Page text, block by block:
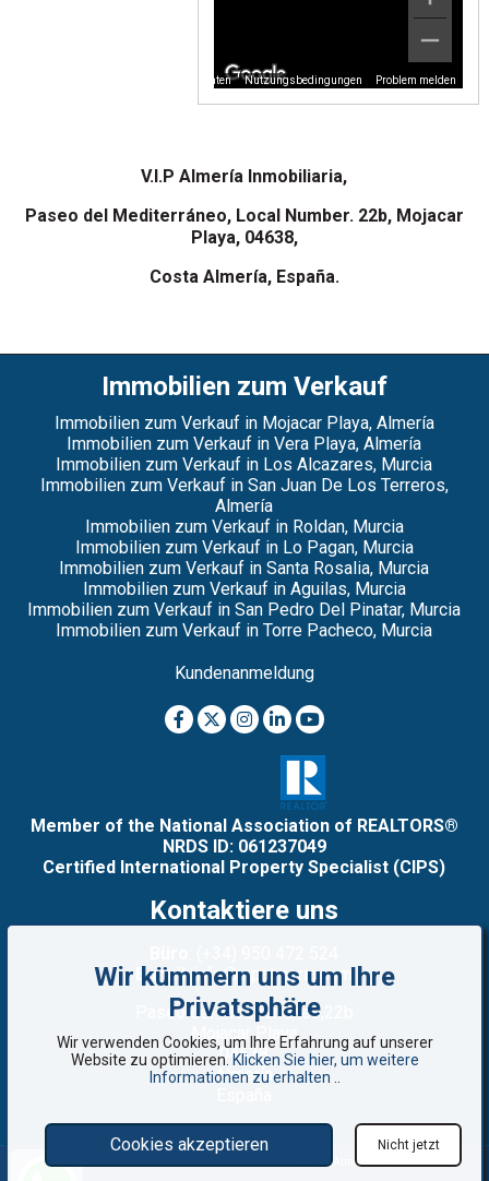
Kartendaten Nutzungsbedingungen Problem melden
V.I.P Almería Inmobiliaria,
Paseo del Mediterráneo, Local Number. 22b, Mojacar
Playa, 04638,
Costa Almería, España.
Immobilien zum Verkauf
Immobilien zum Verkauf in Mojacar Playa, Almería
Immobilien zum Verkauf in Vera Playa, Almería
Immobilien zum Verkauf in Los Alcazares, Murcia
Immobilien zum Verkauf in San Juan De Los Terreros,
Almería
Immobilien zum Verkauf in Roldan, Murcia
Immobilien zum Verkauf in Lo Pagan, Murcia
Immobilien zum Verkauf in Santa Rosalia, Murcia
Immobilien zum Verkauf in Aguilas, Murcia
Immobilien zum Verkauf in San Pedro Del Pinatar, Murcia
Immobilien zum Verkauf in Torre Pacheco, Murcia
Kundenanmeldung
Member of the National Association of REALTORS®
NRDS ID: 061237049
Certified International Property Specialist (CIPS)
Kontaktiere uns
E-mail: info@vipalmeria.com
Paseo del Mediterráneo,22b
Mojacar Playa
04638
Almería
©2008 - 2026 VIP Almería: Immobilien zum Verkauf in Mojácar, Almería, Spanien
Wir kümmern uns um Ihre
Privatsphäre
Wir verwenden Cookies, um Ihre Erfahrung auf unserer
Website zu optimieren. Klicken Sie hier, um weitere
Informationen zu erhalten
Cookies akzeptieren Nicht jetzt